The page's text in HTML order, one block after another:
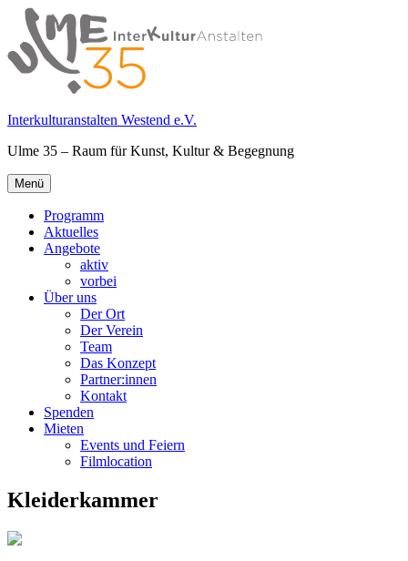
Springe
zum
Inhalt
Interkulturanstalten Westend e.V.
Ulme 35 – Raum für Kunst, Kultur & Begegnung
Primäres
Menü
Menü
Programm
Aktuelles
Angebote
aktiv
vorbei
Über uns
Der Ort
Der Verein
Team
Das Konzept
Partner:innen
Kontakt
Spenden
Mieten
Events und Feiern
Filmlocation
Kleiderkammer